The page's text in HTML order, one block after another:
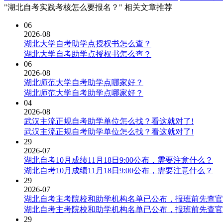
"湖北自考实践考核怎么要报名？" 相关文章推荐
06
2026-08
湖北大学自考助学点授权书怎么查？
湖北大学自考助学点授权书怎么查？
06
2026-08
湖北师范大学自考助学点哪家好？
湖北师范大学自考助学点哪家好？
04
2026-08
武汉主流正规自考助学单位怎么找？看这就对了!
武汉主流正规自考助学单位怎么找？看这就对了!
29
2026-07
湖北自考10月成绩11月18日9:00公布，需要注意什么？
湖北自考10月成绩11月18日9:00公布，需要注意什么？
29
2026-07
湖北自考主考院校和助学机构名单已公布，报班前先查官
湖北自考主考院校和助学机构名单已公布，报班前先查官
29